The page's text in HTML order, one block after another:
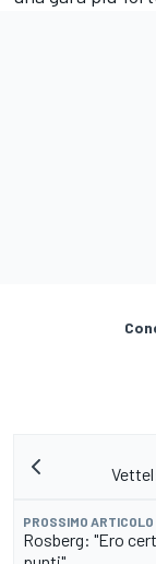
PROSSIMO ARTICOLO
Rosberg: "Ero